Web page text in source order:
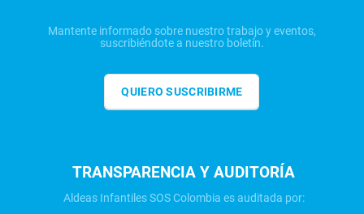
Mantente informado sobre nuestro trabajo y eventos,
suscribiéndote a nuestro boletín.
QUIERO SUSCRIBIRME
TRANSPARENCIA Y AUDITORÍA
Aldeas Infantiles SOS Colombia es auditada por: